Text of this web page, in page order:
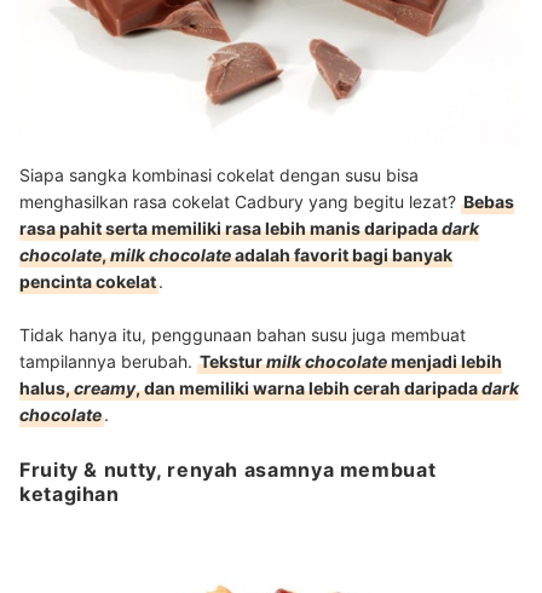
Siapa sangka kombinasi cokelat dengan susu bisa
menghasilkan rasa cokelat Cadbury yang begitu lezat? Bebas
rasa pahit serta memiliki rasa lebih manis daripadadark
chocolate,milk chocolateadalah favorit bagi banyak
pencinta cokelat.
Tidak hanya itu, penggunaan bahan susu juga membuat
tampilannya berubah. Teksturmilk chocolatemenjadi lebih
halus,creamy, dan memiliki warna lebih cerah daripadadark
chocolate.
Fruity & nutty, renyah asamnya membuat
ketagihan